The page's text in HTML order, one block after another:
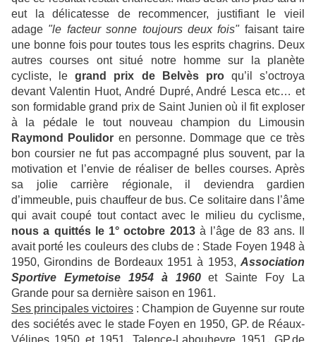
eut la délicatesse de recommencer, justifiant le vieil
adage "le facteur sonne toujours deux fois"faisant taire
une bonne fois pour toutes tous les esprits chagrins. Deux
autres courses ont situé notre homme sur la planète
cycliste, legrand prix de Belvès proqu’il s’octroya
devant Valentin Huot, André Dupré, André Lesca etc… et
son formidable grand prix de Saint Junien où il fit exploser
à la pédale le tout nouveau champion du Limousin
Raymond Poulidor en personne. Dommage que ce très
bon coursier ne fut pas accompagné plus souvent, par la
motivation et l’envie de réaliser de belles courses. Après
sa jolie carrière régionale, il deviendra gardien
d’immeuble, puis chauffeur de bus. Ce solitaire dans l’âme
qui avait coupé tout contact avec le milieu du cyclisme,
nous a quittés le 1° octobre 2013à l’âge de 83 ans. Il
avait porté les couleurs des clubs de : Stade Foyen 1948 à
1950, Girondins de Bordeaux 1951 à 1953, Association
Sportive Eymetoise 1954 à 1960et Sainte Foy La
Grande pour sa dernière saison en 1961.
Ses principales victoires : Champion de Guyenne sur route
des sociétés avec le stade Foyen en 1950, GP. de Réaux-